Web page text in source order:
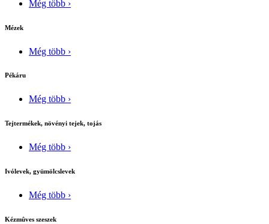
Még több ›
Mézek
Még több ›
Pékáru
Még több ›
Tejtermékek, növényi tejek, tojás
Még több ›
Ivólevek, gyümölcslevek
Még több ›
Kézmûves szeszek